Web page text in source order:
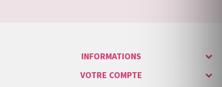
INFORMATIONS
VOTRE COMPTE